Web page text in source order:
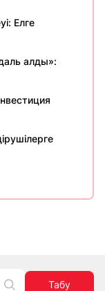
Елге
алды»:
Табу